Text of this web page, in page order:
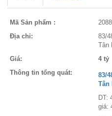
Mã Sản phẩm :
Địa chỉ:
83/
Tân
Giá:
4 tỷ
Thông tin tổng quát:
83/
Tân
DT:
giá: